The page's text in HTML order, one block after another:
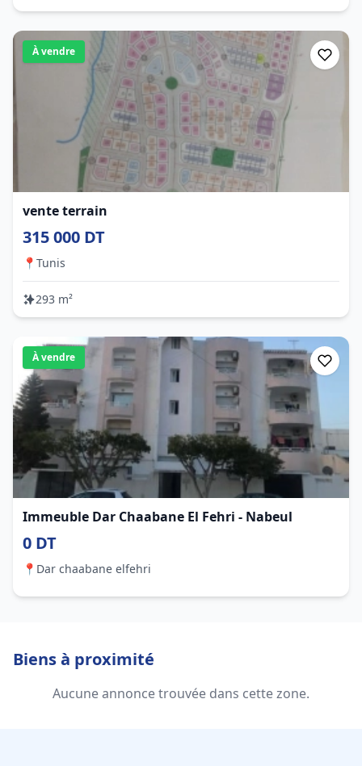
À vendre
vente terrain
315 000 DT
📍 Tunis
293 m²
À vendre
Immeuble Dar Chaabane El Fehri - Nabeul
0 DT
📍 Dar chaabane elfehri
Biens à proximité
Aucune annonce trouvée dans cette zone.